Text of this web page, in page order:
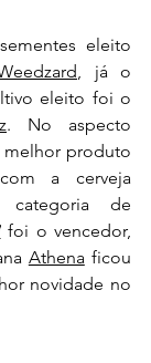
eleito
, já o
eleito foi o
. No aspecto
produto
de
foi o vencedor,
Athena ficou
novidade no